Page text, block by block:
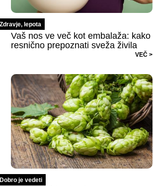
Zdravje, lepota
Vaš nos ve več kot embalaža: kako
resnično prepoznati sveža živila
VEČ >
Dobro je vedeti